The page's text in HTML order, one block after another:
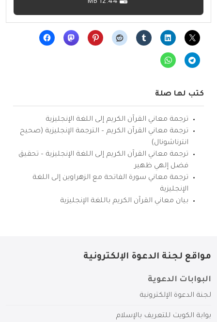
كتب لها صلة
ترجمة معاني القرآن الكريم إلى اللغة الإنجليزية
ترجمة معاني القرآن الكريم – الترجمة الإنجليزية (صحيح
انترناشونال)
ترجمة معاني القرآن الكريم إلى اللغة الإنجليزية – تحقيق
فضل إلهي ظهير
ترجمة معاني سورة الفاتحة مع الزهراوين إلى اللغة
الإنجليزية
بيان معاني القرآن الكريم باللغة الإنجليزية
مواقع لجنة الدعوة الإلكترونية
البوابات الدعوية
لجنة الدعوة الإلكترونية
بوابة الكويت للتعريف بالإسلام